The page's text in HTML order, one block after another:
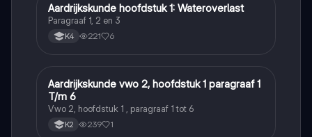
Aardrijkskunde
Aardrijkskunde hoofdstuk 1: Wateroverlast
Paragraaf 1, 2 en 3
K4 221 6
Aardrijkskunde
Aardrijkskunde vwo 2, hoofdstuk 1 paragraaf 1
T/m 6
Vwo 2, hoofdstuk 1 , paragraaf 1 tot 6
K2 239 1